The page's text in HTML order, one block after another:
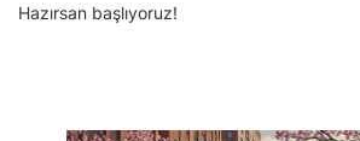
Hazırsan başlıyoruz!